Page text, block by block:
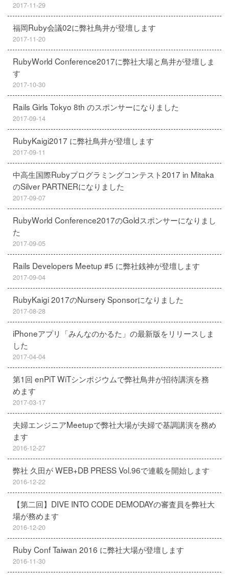
2017-11-29
福岡Ruby会議02に弊社鳥井が登壇します
2017-11-20
RubyWorld Conference2017に弊社大場と鳥井が登壇しま
す
2017-10-30
Rails Girls Tokyo 8th のスポンサーになりました
2017-09-14
RubyKaigi2017 に弊社鳥井が登壇します
2017-09-11
中高生国際Rubyプログラミングコンテスト2017 in Mitaka
のSilver PARTNERになりました
2017-09-07
RubyWorld Conference2017のGoldスポンサーになりまし
た
2017-09-05
Rails Developers Meetup #5 に弊社銭神が登壇します
2017-09-04
RubyKaigi 2017のNursery Sponsorになりました
2017-08-28
iPhoneアプリ「みんなのかるた」の最新版をリリースしま
した
2017-04-04
第1回 enPiT WiTシンポジウムで弊社鳥井が招待講演を務
めます
2017-03-17
夫婦エンジニアMeetupで弊社大場が夫婦で基調講演を務め
ます
2016-12-27
弊社 久田が WEB+DB PRESS Vol.96で連載を開始します
2016-12-22
【第二回】DIVE INTO CODE DEMODAYの審査員を弊社大
場が務めます
2016-12-20
Ruby Conf Taiwan 2016 に弊社大場が登壇します
2016-11-30